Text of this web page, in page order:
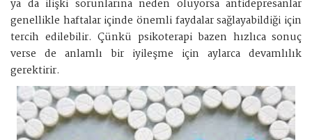
ya da ilişki sorunlarına neden oluyorsa antidepresanlar
genellikle haftalar içinde önemli faydalar sağlayabildiği için
tercih edilebilir. Çünkü psikoterapi bazen hızlıca sonuç
verse de anlamlı bir iyileşme için aylarca devamlılık
gerektirir.